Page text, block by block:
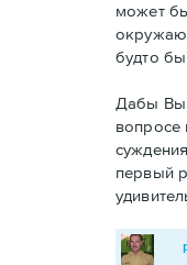
может
будто
Дабы Вы
вопросе
первый